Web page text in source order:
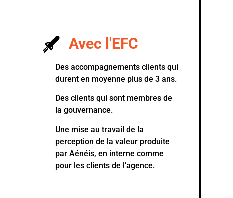
Avec l'EFC
Des accompagnements clients qui
durent en moyenne plus de 3 ans.
Des clients qui sont membres de
la gouvernance.
Une mise au travail de la
perception de la valeur produite
par Aénéis, en interne comme
pour les clients de l’agence.